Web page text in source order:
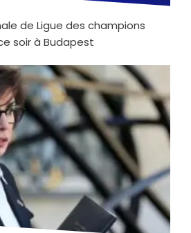
de Ligue des champions
soir à Budapest